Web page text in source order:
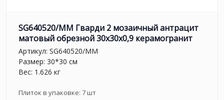
SG640520/MM Гварди 2 мозаичный антрацит
матовый обрезной 30x30x0,9 керамогранит
Артикул: SG640520/MM
Размер: 30*30 см
Вес: 1.626 кг
Плиток в упаковке: 7шт